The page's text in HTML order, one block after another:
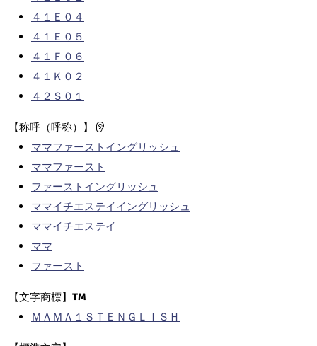
４１Ｅ０４
４１Ｅ０５
４１Ｆ０６
４１Ｋ０２
４２Ｓ０１
【称呼（呼称）】
ママファーストイングリッシュ
ママファースト
ファーストイングリッシュ
ママイチエステイイングリッシュ
ママイチエステイ
ママ
ファースト
【文字商標】
ＭＡＭＡ１ＳＴＥＮＧＬＩＳＨ